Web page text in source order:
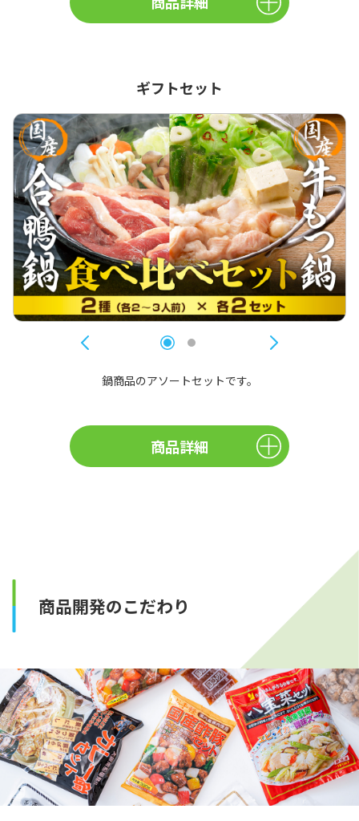
ギフトセット
鍋商品のアソートセットです。
商品詳細
商品開発のこだわり